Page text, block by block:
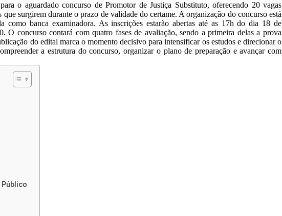
o aguardado concurso de Promotor de Justiça Substituto, oferecendo 20 vagas
surgirem durante o prazo de validade do certame. A organização do concurso está
banca examinadora. As inscrições estarão abertas até as 17h do dia 18 de
O concurso contará com quatro fases de avaliação, sendo a primeira delas a prova
do edital marca o momento decisivo para intensificar os estudos e direcionar o
a estrutura do concurso, organizar o plano de preparação e avançar com